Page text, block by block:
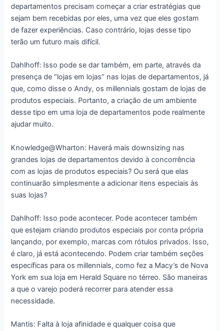
departamentos precisam começar a criar estratégias que
sejam bem recebidas por eles, uma vez que eles gostam
de fazer experiências. Caso contrário, lojas desse tipo
terão um futuro mais difícil.
Dahlhoff: Isso pode se dar também, em parte, através da
presença de “lojas em lojas” nas lojas de departamentos, já
que, como disse o Andy, os millennials gostam de lojas de
produtos especiais. Portanto, a criação de um ambiente
desse tipo em uma loja de departamentos pode realmente
ajudar muito.
Knowledge@Wharton: Haverá mais downsizing nas
grandes lojas de departamentos devido à concorrência
com as lojas de produtos especiais? Ou será que elas
continuarão simplesmente a adicionar itens especiais às
suas lojas?
Dahlhoff: Isso pode acontecer. Pode acontecer também
que estejam criando produtos especiais por conta própria
lançando, por exemplo, marcas com rótulos privados. Isso,
é claro, já está acontecendo. Podem criar também seções
específicas para os millennials, como fez a Macy’s de Nova
York em sua loja em Herald Square no térreo. São maneiras
a que o varejo poderá recorrer para atender essa
necessidade.
Mantis: Falta à loja afinidade e qualquer coisa que